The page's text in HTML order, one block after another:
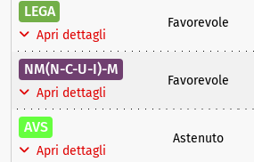
LEGA
Apri dettagli
Favorevole
NM(N-C-U-I)-M
Apri dettagli
Favorevole
AVS
Apri dettagli
Astenuto